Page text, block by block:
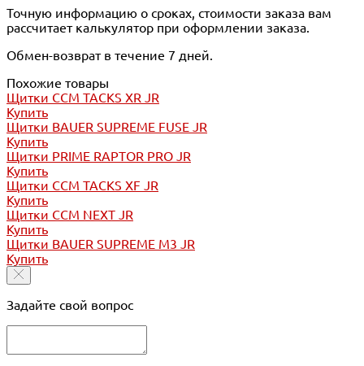
Точную информацию о сроках, стоимости заказа вам
рассчитает калькулятор при оформлении заказа.
Обмен-возврат в течение 7 дней.
Похожие товары
Щитки CCM TACKS XR JR
Купить
Щитки BAUER SUPREME FUSE JR
Купить
Щитки PRIME RAPTOR PRO JR
Купить
Щитки CCM TACKS XF JR
Купить
Щитки CCM NEXT JR
Купить
Щитки BAUER SUPREME M3 JR
Купить
Задайте свой вопрос